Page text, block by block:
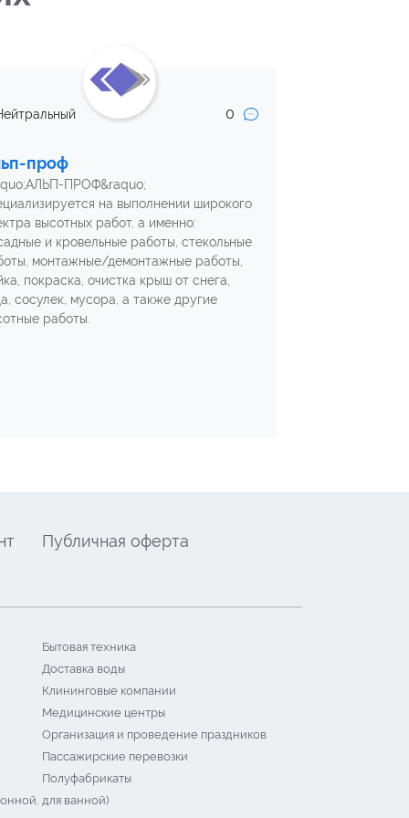
0
проф
ПРОФ&raquo;
на выполнении широкого
высотных работ, а именно:
и кровельные работы, стекольные
монтажные/демонтажные работы,
покраска, очистка крыш от снега,
сосулек, мусора, а также другие
работы.
Публичная оферта
Бытовая техника
Доставка воды
Клининговые компании
Медицинские центры
Организация и проведение праздников
Пассажирские перевозки
Полуфабрикаты
для ванной)